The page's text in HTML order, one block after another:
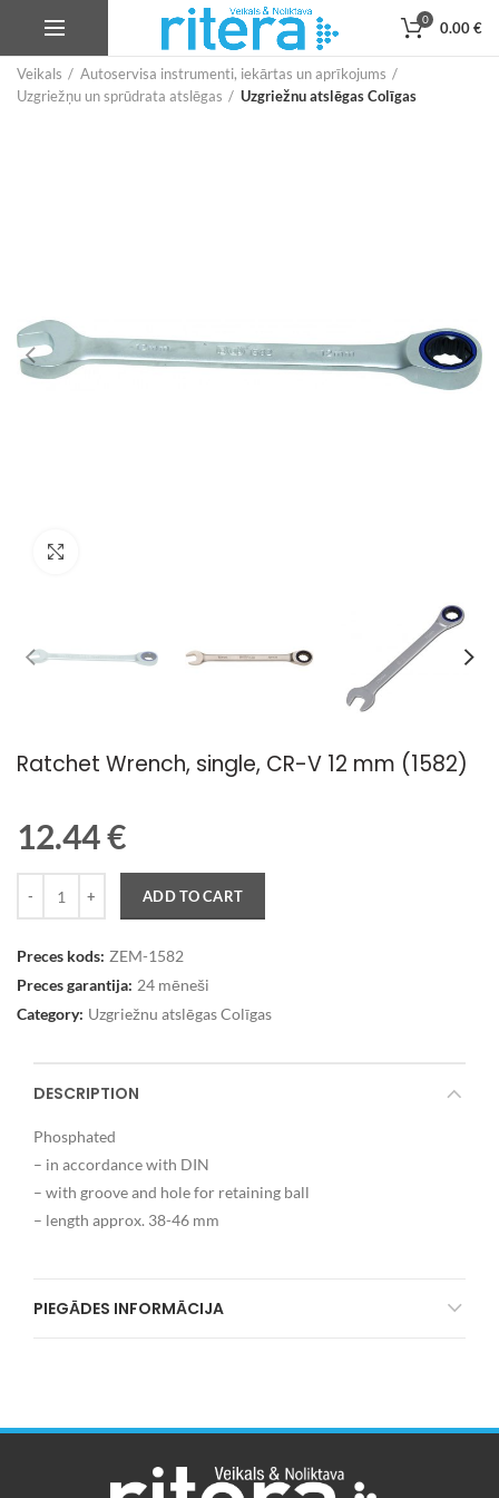
0 0.00€
Veikals
Autoservisa instrumenti, iekārtas un aprīkojums
Uzgriežņu un sprūdrata atslēgas
Uzgriežnu atslēgas Colīgas
Ratchet Wrench, single, CR-V 12 mm (1582)
12.44€
ADD TO CART
Preces kods: ZEM-1582
Preces garantija: 24 mēneši
Category: Uzgriežnu atslēgas Colīgas
DESCRIPTION
Phosphated
– in accordance with DIN
– with groove and hole for retaining ball
– length approx. 38-46 mm
PIEGĀDES INFORMĀCIJA